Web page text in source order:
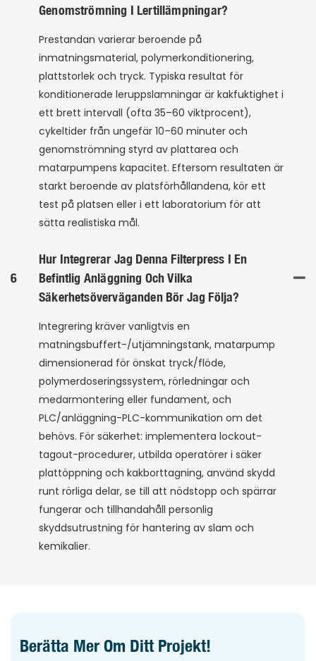
Genomströmning I Lertillämpningar?
Prestandan varierar beroende på
inmatningsmaterial, polymerkonditionering,
plattstorlek och tryck. Typiska resultat för
konditionerade leruppslamningar är kakfuktighet i
ett brett intervall (ofta 35–60 viktprocent),
cykeltider från ungefär 10–60 minuter och
genomströmning styrd av plattarea och
matarpumpens kapacitet. Eftersom resultaten är
starkt beroende av platsförhållandena, kör ett
test på platsen eller i ett laboratorium för att
sätta realistiska mål.
6
Hur Integrerar Jag Denna Filterpress I En
Befintlig Anläggning Och Vilka
Säkerhetsöverväganden Bör Jag Följa?
Integrering kräver vanligtvis en
matningsbuffert-/utjämningstank, matarpump
dimensionerad för önskat tryck/flöde,
polymerdoseringssystem, rörledningar och
medarmontering eller fundament, och
PLC/anläggning-PLC-kommunikation om det
behövs. För säkerhet: implementera lockout-
tagout-procedurer, utbilda operatörer i säker
plattöppning och kakborttagning, använd skydd
runt rörliga delar, se till att nödstopp och spärrar
fungerar och tillhandahåll personlig
skyddsutrustning för hantering av slam och
kemikalier.
Berätta Mer Om Ditt Projekt!